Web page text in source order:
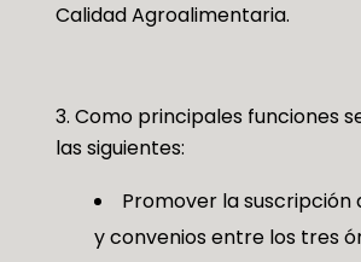
Calidad Agroalimentaria.
3. Como principales funciones
las siguientes:
Promover la suscripción
y convenios entre los tres